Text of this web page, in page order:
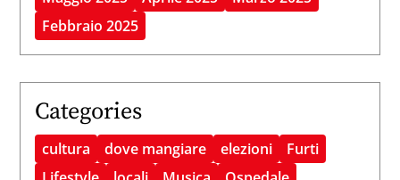
Febbraio 2025
Categories
cultura dove mangiare elezioni
Furti